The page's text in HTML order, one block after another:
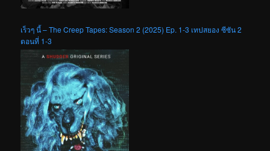
เร็วๆ นี้ – The Creep Tapes: Season 2 (2025) Ep. 1-3 เทปสยอง ซีซัน 2
ตอนที่ 1-3